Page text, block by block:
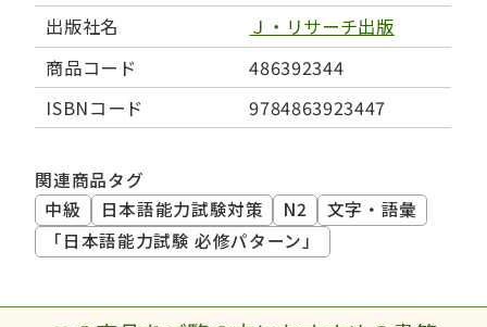
出版社名
Ｊ・リサーチ出版
商品コード
486392344
ISBNコード
9784863923447
関連商品タグ
中級
日本語能力試験対策 N2
文字・語彙
「日本語能力試験 必修パターン」